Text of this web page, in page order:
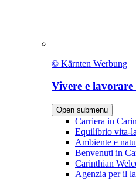
© Kärnten Werbung
Vivere e
Open submenu
Carriera in
Equilibrio vita-
Ambiente e
Benvenuti in
Carinthian
Agenzia per il